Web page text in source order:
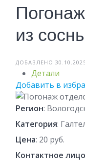
из
ДОБАВЛЕНО
Детали
Добавить в
Регион:
Категория:
Цена: 20 руб.
Контактное лицо